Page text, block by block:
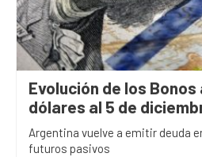
Evolución de los
dólares al 5 de
Argentina vuelve a emitir deuda
futuros pasivos